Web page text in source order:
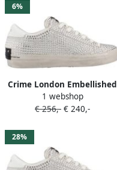
6%
Crime London Embellished
Lace-Up Low Top Sneakers
with Rubber Sole for
1 webshop
€ 256,- € 240,-
28%